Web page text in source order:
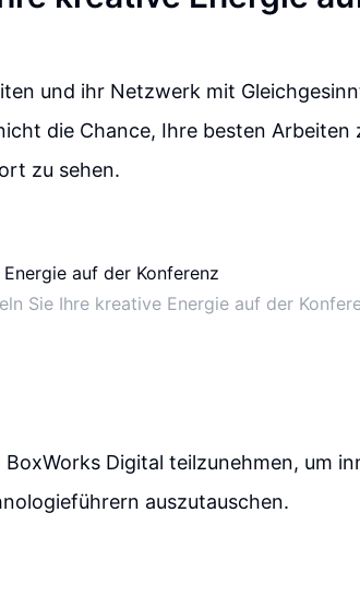
und ihr Netzwerk mit
die Chance, Ihre besten Arbeiten
zu sehen.
Sie Ihre kreative Energie auf der
Digital teilzunehmen, um
auszutauschen.